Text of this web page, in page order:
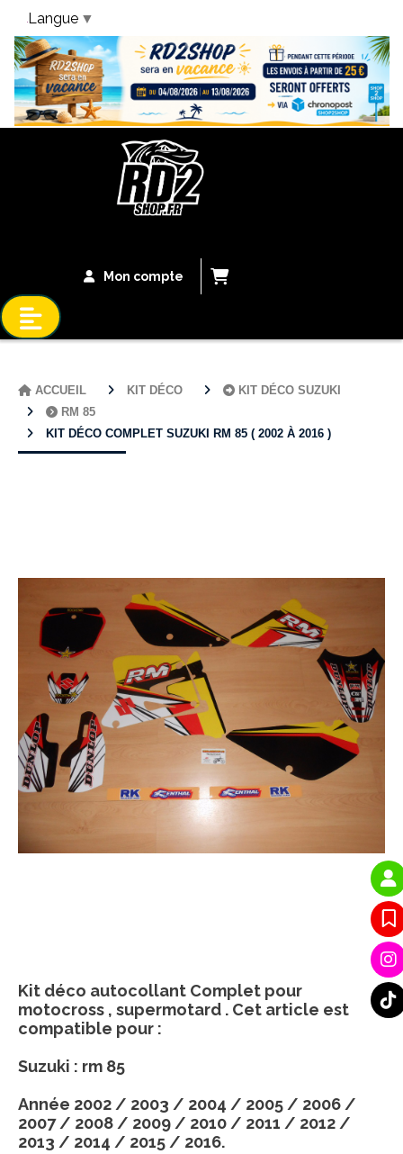
Bandeau Vacances
Mon compte
ACCUEIL KIT DÉCO
KIT DÉCO SUZUKI
RM 85
KIT DÉCO COMPLET SUZUKI RM 85 ( 2002 À 2016 )
Kit déco autocollant Complet pour
motocross , supermotard . Cet article est
compatible pour :
Suzuki : rm 85
Année 2002 / 2003 / 2004 / 2005 / 2006 /
2007 / 2008 / 2009 / 2010 / 2011 / 2012 /
2013 / 2014 / 2015 / 2016.
Langue ▼